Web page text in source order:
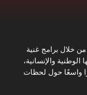
من خلال برامج غنية
والإنسانية،
واسعًا حول لحظات